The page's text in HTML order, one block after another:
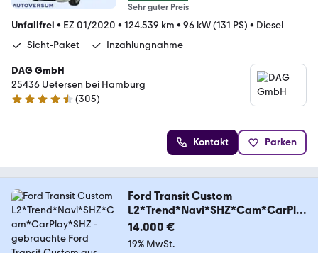
Sehr guter Preis
Unfallfrei • EZ 01/2020 • 124.539 km • 96 kW (131 PS) • Diesel
Sicht-Paket
Inzahlungnahme
DAG GmbH
25436 Uetersen bei Hamburg
4.5 Sterne
(305)
Kontakt Parken
Ford Transit Custom
L2*Trend*Navi*SHZ*Cam*CarPla
y*SHZ
14.000 €
19% MwSt.